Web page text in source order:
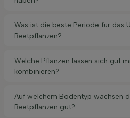
Was ist die beste Periode für das
Beetpflanzen?
Welche Pflanzen lassen sich gut
kombinieren?
Auf welchem Bodentyp wachsen
Beetpflanzen gut?